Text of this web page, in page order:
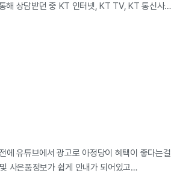
해 상담받던 중 KT 인터넷, KT TV, KT 통신사
를 했는데, 주말에도 설치가 가능해서 따로
하게 다 설치 해주시고 뒷정리 까지 해주시니
바꿀걸 그랬다. ​ KT 감사드립니다. 아정당
때문에 매우 만족한다.
유튜브에서 광고로 아정당이 혜택이 좋다는걸
사은품정보가 쉽게 안내가 되어있고
음! 사은품도 가입완료후 바로 지급해주었음!